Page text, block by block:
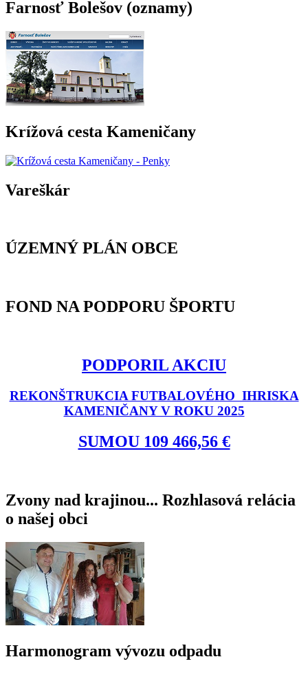
Farnosť Bolešov (oznamy)
Krížová cesta Kameničany
Vareškár
ÚZEMNÝ PLÁN OBCE
FOND NA PODPORU ŠPORTU
PODPORIL AKCIU
REKONŠTRUKCIA FUTBALOVÉHO IHRISKA
KAMENIČANY V ROKU 2025
SUMOU 109 466,56 €
Zvony nad krajinou... Rozhlasová relácia
o našej obci
Harmonogram vývozu odpadu